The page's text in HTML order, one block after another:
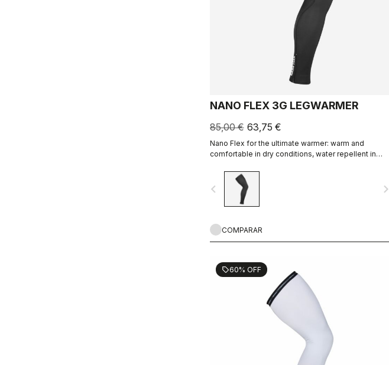
NANO FLEX 3G LEGWARMER
85,00 € 63,75 €
Nano Flex for the ultimate warmer: warm and
comfortable in dry conditions, water repellent in
conditions.
navigate_before navigate_next
COMPARAR
sell60% OFF